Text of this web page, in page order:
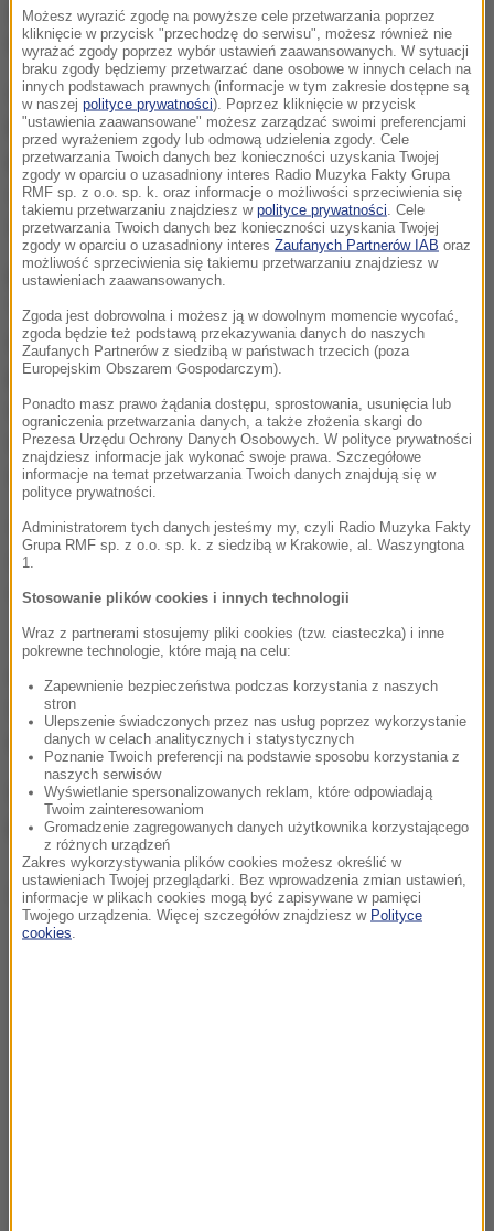
zadeklarował, że wspiera kandydata na premiera,
lidera Ligi Północnej Matteo Salviniego.
Odnosząc się do faktu, że kierowany przez niego
blok centroprawicy nie zdobył większości, Berlusconi
podkreślił:Nie mogę powiedzieć, że jestem
całkowicie rozczarowany. Miliony Włochów po raz
kolejny okazały mi zaufanie.
Były trzykrotny premier stwierdził, że sukces koalicji
"pozwoli zmienić politykę rządzenia Włochami w
tych latach i zrealizować wielkie zobowiązania
podjęte w kampanii". W tym kontekście wymienił
obniżenie podatków, kontrolę nad imigracją,
wsparcie dla najuboższych i większe
zaangażowanie na rzecz bezpieczeństwa obywateli.
Włochy potrzebują jak najszybciej rządu, a on musi
reprezentować koalicję, która zwyciężyła w
wyborach- zaznaczył lider Forza Italia.
Tą koalicją jesteśmy my, a nie Ruch Pięciu Gwiazd
dodał odnosząc się do ugrupowania, które otrzymało
32 proc. głosów, czyli o ok. 5 punktów procentowych
mniej niż jego koalicja.
Silvio Berlusconi wyraził nadzieję, że znajdą się siły
parlamentarne, które poprą gabinet jego bloku.
Dalsza część artykułu pod materiałem video:
Możesz wyrazić zgodę na powyższe cele przetwarzania poprzez
kliknięcie w przycisk "przechodzę do serwisu", możesz również nie
wyrażać zgody poprzez wybór ustawień zaawansowanych. W sytuacji
braku zgody będziemy przetwarzać dane osobowe w innych celach na
innych podstawach prawnych (informacje w tym zakresie dostępne są
w naszej polityce prywatności). Poprzez kliknięcie w przycisk
"ustawienia zaawansowane" możesz zarządzać swoimi preferencjami
przed wyrażeniem zgody lub odmową udzielenia zgody. Cele
przetwarzania Twoich danych bez konieczności uzyskania Twojej
zgody w oparciu o uzasadniony interes Radio Muzyka Fakty Grupa
RMF sp. z o.o. sp. k. oraz informacje o możliwości sprzeciwienia się
takiemu przetwarzaniu znajdziesz w polityce prywatności . Cele
przetwarzania Twoich danych bez konieczności uzyskania Twojej
zgody w oparciu o uzasadniony interes Zaufanych Partnerów IAB oraz
możliwość sprzeciwienia się takiemu przetwarzaniu znajdziesz w
ustawieniach zaawansowanych.
Zgoda jest dobrowolna i możesz ją w dowolnym momencie wycofać,
zgoda będzie też podstawą przekazywania danych do naszych
Zaufanych Partnerów z siedzibą w państwach trzecich (poza
Europejskim Obszarem Gospodarczym).
Ponadto masz prawo żądania dostępu, sprostowania, usunięcia lub
ograniczenia przetwarzania danych, a także złożenia skargi do
Prezesa Urzędu Ochrony Danych Osobowych. W polityce prywatności
znajdziesz informacje jak wykonać swoje prawa. Szczegółowe
informacje na temat przetwarzania Twoich danych znajdują się w
polityce prywatności.
Administratorem tych danych jesteśmy my, czyli Radio Muzyka Fakty
Grupa RMF sp. z o.o. sp. k. z siedzibą w Krakowie, al. Waszyngtona
1.
Stosowanie plików cookies i innych technologii
Wraz z partnerami stosujemy pliki cookies (tzw. ciasteczka) i inne
pokrewne technologie, które mają na celu:
Zapewnienie bezpieczeństwa podczas korzystania z naszych
stron
Ulepszenie świadczonych przez nas usług poprzez wykorzystanie
danych w celach analitycznych i statystycznych
Poznanie Twoich preferencji na podstawie sposobu korzystania z
naszych serwisów
Wyświetlanie spersonalizowanych reklam, które odpowiadają
Twoim zainteresowaniom
Gromadzenie zagregowanych danych użytkownika korzystającego
z różnych urządzeń
Zakres wykorzystywania plików cookies możesz określić w
ustawieniach Twojej przeglądarki. Bez wprowadzenia zmian ustawień,
informacje w plikach cookies mogą być zapisywane w pamięci
Twojego urządzenia. Więcej szczegółów znajdziesz w Polityce
cookies